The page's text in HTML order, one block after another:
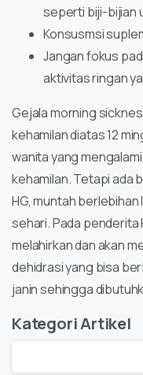
seperti biji-bijian
Konsusmsi
Jangan fokus
aktivitas ringan
Gejala morning
kehamilan diatas 12
wanita yang
kehamilan. Tetapi ada
HG, muntah berlebihan
sehari. Pada penderita
melahirkan dan akan
dehidrasi yang bisa
janin sehingga
Kategori Artikel